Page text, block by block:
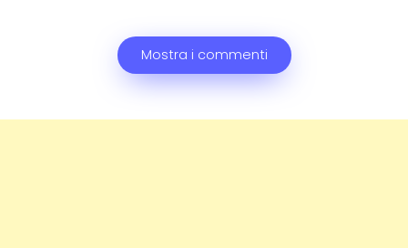
Mostra i commenti